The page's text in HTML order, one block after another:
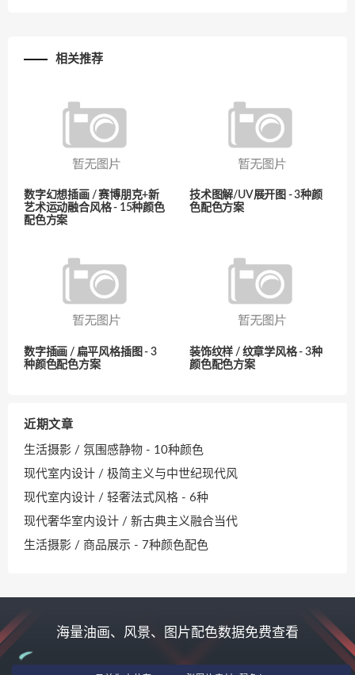
相关推荐
数字幻想插画 / 赛博朋克+新
艺术运动融合风格 - 15种颜色
配色方案
技术图解/UV展开图 - 3种颜
色配色方案
数字插画 / 扁平风格插图 - 3
种颜色配色方案
装饰纹样 / 纹章学风格 - 3种
颜色配色方案
近期文章
生活摄影 / 氛围感静物 - 10种颜色
现代室内设计 / 极简主义与中世纪现代风
现代室内设计 / 轻奢法式风格 - 6种
现代奢华室内设计 / 新古典主义融合当代
生活摄影 / 商品展示 - 7种颜色配色
海量油画、风景、图片配色数据免费查看